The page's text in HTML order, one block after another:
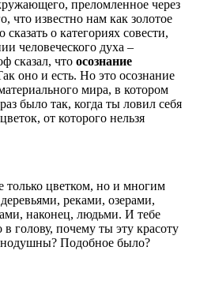
преломленное через
что известно нам как золотое
о категориях совести,
человеческого духа –
сказал, что осознание
оно и есть. Но это осознание
мира, в котором
было так, когда ты ловил себя
от которого нельзя
только цветком, но и многим
реками, озерами,
наконец, людьми. И тебе
голову, почему ты эту красоту
Подобное было?